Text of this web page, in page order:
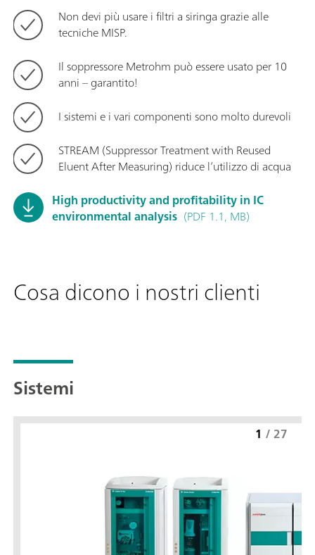
Non devi più usare i filtri a siringa grazie alle
tecniche MISP.
Il soppressore Metrohm può essere usato per 10
anni – garantito!
I sistemi e i vari componenti sono molto durevoli
STREAM (Suppressor Treatment with Reused
Eluent After Measuring) riduce l’utilizzo di acqua
High productivity and profitability in IC
environmental analysis (PDF 1.1, MB)
Cosa dicono i nostri clienti
Sistemi
1 / 27